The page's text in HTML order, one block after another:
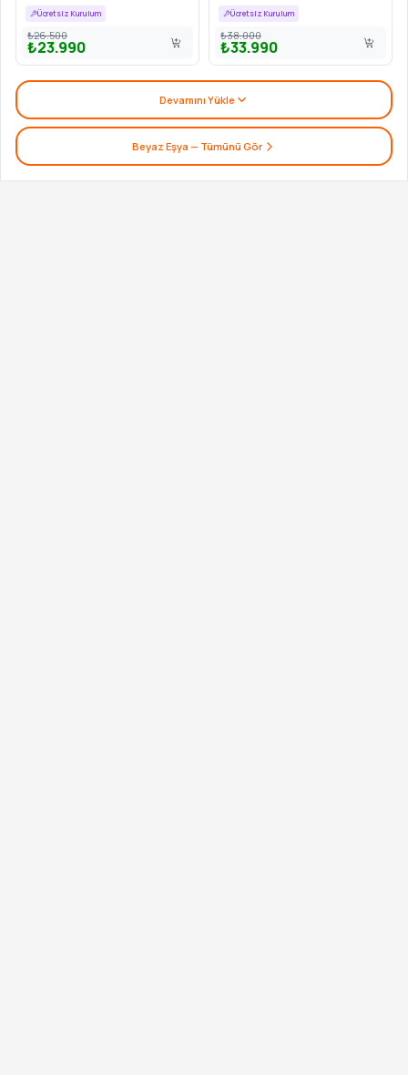
Ücretsiz Kurulum
₺26.500
₺23.990
Ücretsiz Kurulum
₺38.000
₺33.990
Devamını Yükle
Beyaz Eşya — Tümünü Gör